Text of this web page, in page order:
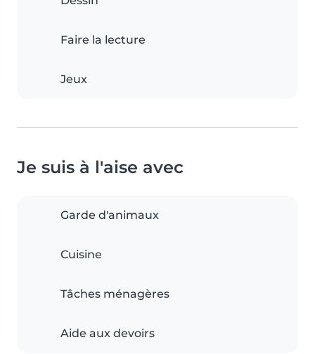
Faire la lecture
Jeux
Je suis à l'aise avec
Garde d'animaux
Cuisine
Tâches ménagères
Aide aux devoirs